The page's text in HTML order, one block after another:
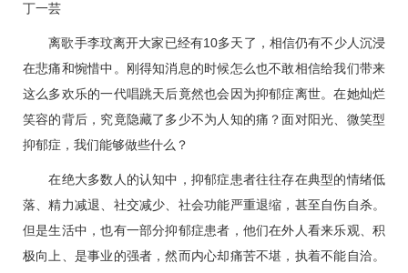
丁一芸
离歌手李玟离开大家已经有10多天了，相信仍有不少人沉浸
在悲痛和惋惜中。刚得知消息的时候怎么也不敢相信给我们带来
这么多欢乐的一代唱跳天后竟然也会因为抑郁症离世。在她灿烂
笑容的背后，究竟隐藏了多少不为人知的痛？面对阳光、微笑型
抑郁症，我们能够做些什么？
在绝大多数人的认知中，抑郁症患者往往存在典型的情绪低
落、精力减退、社交减少、社会功能严重退缩，甚至自伤自杀。
但是生活中，也有一部分抑郁症患者，他们在外人看来乐观、积
极向上、是事业的强者，然而内心却痛苦不堪，执着不能自洽。